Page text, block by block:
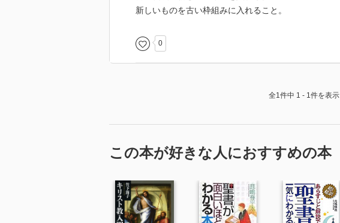
新しいものを古い枠組みに入れること。
0
全1件中 1 - 1件を表示
この本が好きな人におすすめの本